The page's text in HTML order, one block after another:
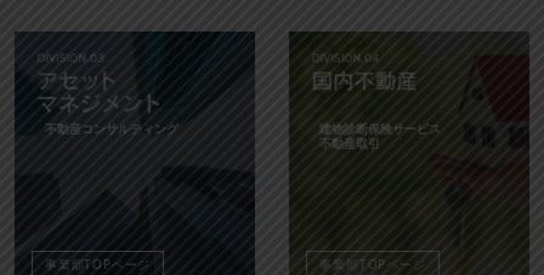
不動産コンサルティング
事業部TOPページ
建物診断保険サービス
不動産取引
事業部TOPページ